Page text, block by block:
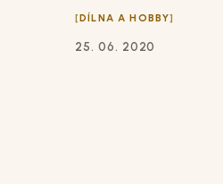
DÍLNA A HOBBY
25. 06. 2020